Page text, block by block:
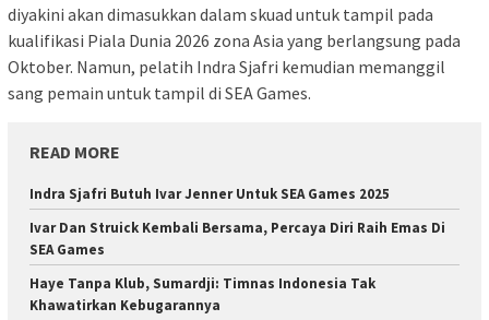
diyakini akan dimasukkan dalam skuad untuk tampil pada
kualifikasi Piala Dunia 2026 zona Asia yang berlangsung pada
Oktober. Namun, pelatih Indra Sjafri kemudian memanggil
sang pemain untuk tampil di SEA Games.
READ MORE
Indra Sjafri Butuh Ivar Jenner Untuk SEA Games 2025
Ivar Dan Struick Kembali Bersama, Percaya Diri Raih Emas Di
SEA Games
Haye Tanpa Klub, Sumardji: Timnas Indonesia Tak
Khawatirkan Kebugarannya